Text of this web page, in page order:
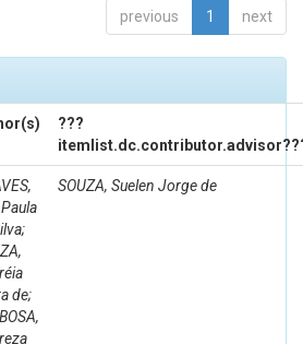
previous 1 next
???
de;
SOUZA, Suelen Jorge de